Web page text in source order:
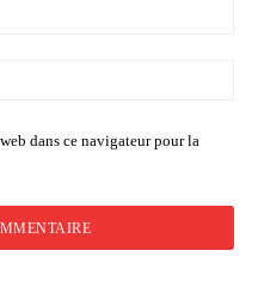
dans ce navigateur pour la